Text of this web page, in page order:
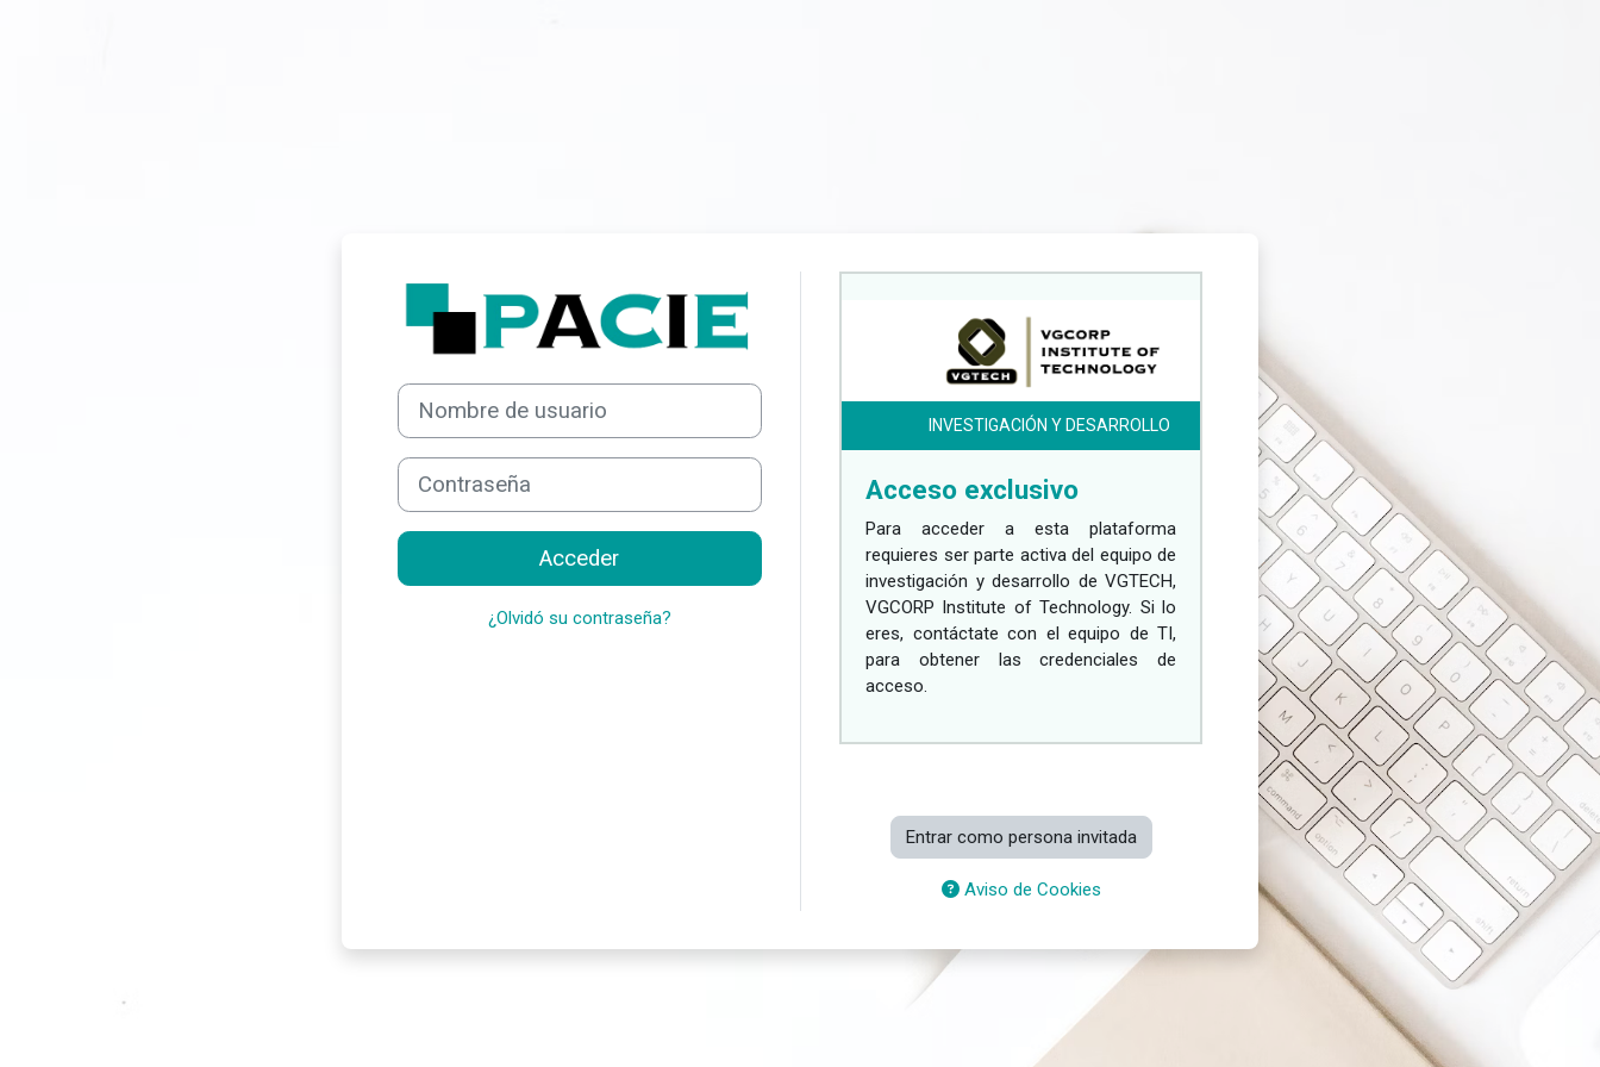
Entrar a PACIE
Nombre de usuario
Contraseña
Acceder
¿Olvidó su contraseña?
INVESTIGACIÓN Y DESARROLLO
Acceso exclusivo
Para acceder a esta plataforma
requieres ser parte activa del equipo de
investigación y desarrollo de VGTECH,
VGCORP Institute of Technology. Si lo
eres, contáctate con el equipo de TI,
para obtener las credenciales de
acceso.
Entrar como persona invitada
Aviso de Cookies